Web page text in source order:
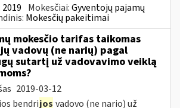
2019 Mokesčiai:Gyventojų pajamų
Mokesčių pakeitimai
mokesčio tarifas taikomas
vadovų (ne narių) pagal
sutartį už vadovavimo veiklą
2019-03-12
bendrijos vadovo (ne nario) už